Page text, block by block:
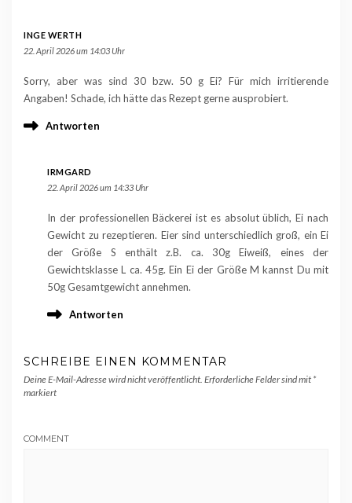
INGE WERTH
22. April 2026 um 14:03 Uhr
Sorry, aber was sind 30 bzw. 50 g Ei? Für mich irritierende
Angaben! Schade, ich hätte das Rezept gerne ausprobiert.
Antworten
IRMGARD
22. April 2026 um 14:33 Uhr
In der professionellen Bäckerei ist es absolut üblich, Ei nach
Gewicht zu rezeptieren. Eier sind unterschiedlich groß, ein Ei
der Größe S enthält z.B. ca. 30g Eiweiß, eines der
Gewichtsklasse L ca. 45g. Ein Ei der Größe M kannst Du mit
50g Gesamtgewicht annehmen.
Antworten
SCHREIBE EINEN KOMMENTAR
Deine E-Mail-Adresse wird nicht veröffentlicht. Erforderliche Felder sind mit *
markiert
COMMENT